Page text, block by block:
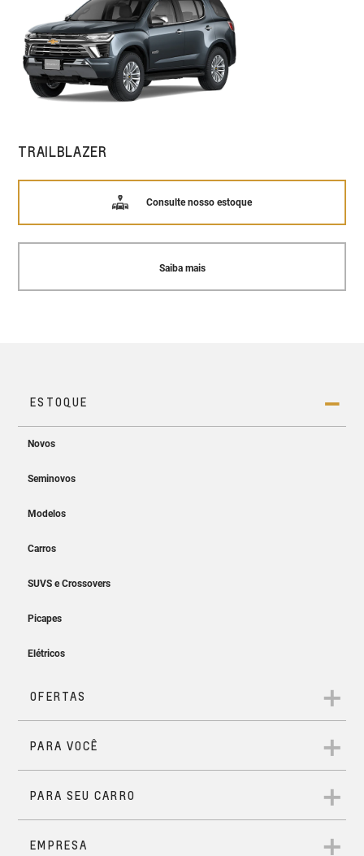
TRAILBLAZER
Consulte nosso estoque
Saiba mais